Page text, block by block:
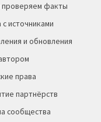
проверяем факты
источниками
и обновления
права
партнёрств
сообщества